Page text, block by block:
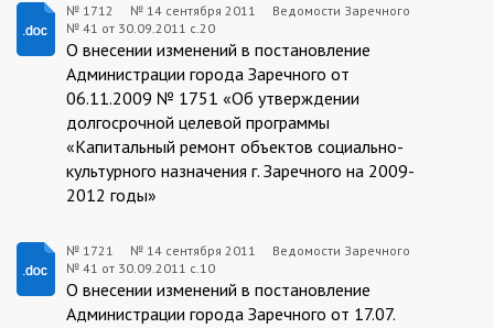
1712:2011-
№ 1712 № 14 сентября 2011
Ведомости Заречного
№ 41 от 30.09.2011 с.20
О внесении изменений в постановление
Администрации города Заречного от
06.11.2009 № 1751 «Об утверждении
долгосрочной целевой программы
«Капитальный ремонт объектов социально-
культурного назначения г. Заречного на 2009-
2012 годы»
1721:2011-
№ 1721 № 14 сентября 2011
Ведомости Заречного
№ 41 от 30.09.2011 с.10
О внесении изменений в постановление
Администрации города Заречного от 17.07.